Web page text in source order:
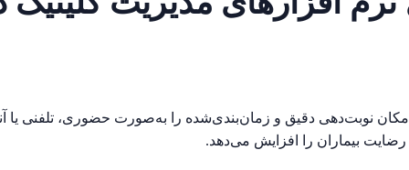
نوبت‌دهی دقیق و زمان‌بندی‌شده را به‌صورت حضوری، تلفنی یا
رضایت بیماران را افزایش می‌دهد.